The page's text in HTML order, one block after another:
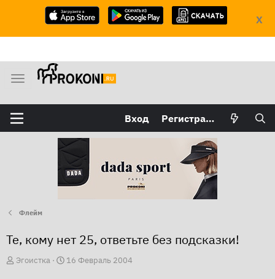
X
М
н
ю
Вход Регистрация
Флейм
Те, кому нет 25, ответьте без подсказки!
А
Эгоистка
Д16 Февраль 2004